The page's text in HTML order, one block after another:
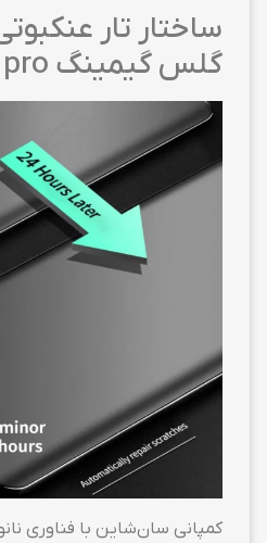
ساختار تار
گلس گیمینگ Iphone 11 pro
کمپانی سان‌شاین با فناوری